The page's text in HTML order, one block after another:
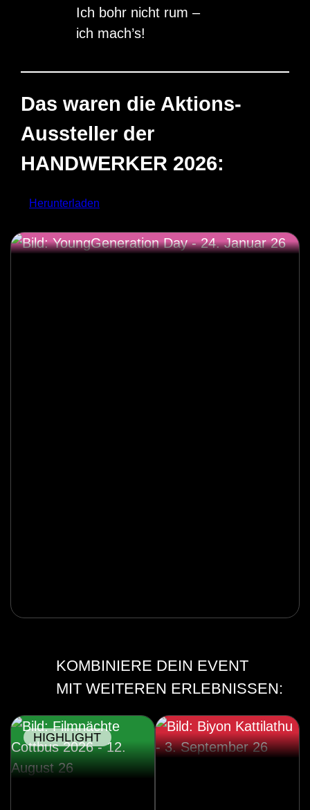
Ich bohr nicht rum –
ich mach’s!
Das waren die Aktions-
Aussteller der
HANDWERKER 2026:
Herunterladen
KOMBINIERE DEIN EVENT
MIT WEITEREN ERLEBNISSEN:
HIGHLIGHT